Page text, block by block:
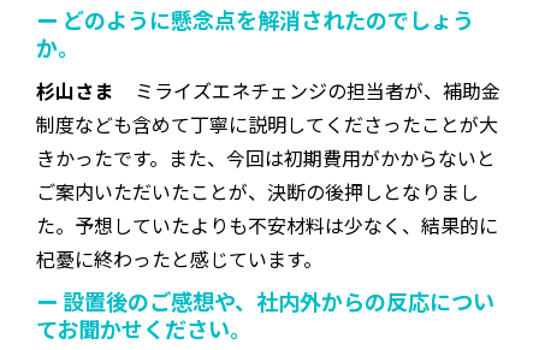
ー どのように懸念点を解消されたのでしょう
か。
杉山さま
ミライズエネチェンジの担当者が、補助金
制度なども含めて丁寧に説明してくださったことが大
きかったです。また、今回は初期費用がかからないと
ご案内いただいたことが、決断の後押しとなりまし
た。予想していたよりも不安材料は少なく、結果的に
杞憂に終わったと感じています。
ー 設置後のご感想や、社内外からの反応につい
てお聞かせください。